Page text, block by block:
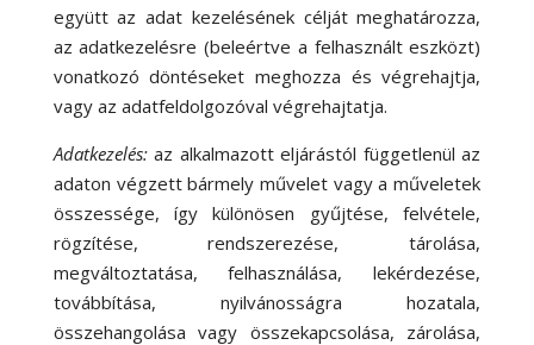
együtt az adat kezelésének célját meghatározza,
az adatkezelésre (beleértve a felhasznált eszközt)
vonatkozó döntéseket meghozza és végrehajtja,
vagy az adatfeldolgozóval végrehajtatja.
Adatkezelés:az alkalmazott eljárástól függetlenül az
adaton végzett bármely művelet vagy a műveletek
összessége, így különösen gyűjtése, felvétele,
rögzítése, rendszerezése, tárolása,
megváltoztatása, felhasználása, lekérdezése,
továbbítása, nyilvánosságra hozatala,
összehangolása vagy összekapcsolása, zárolása,